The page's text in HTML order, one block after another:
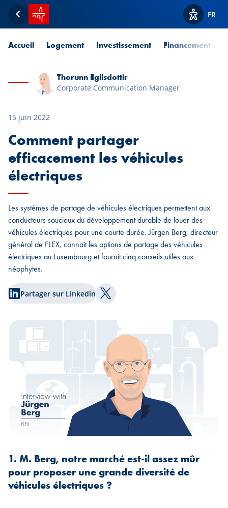
Retour
Accueil SPUERKEESS
Afficher
FR
Accueil Logement Investissement Financement
Thorunn Egilsdottir
Corporate Communication Manager
15 juin 2022
Comment partager
efficacement les véhicules
électriques
Les systèmes de partage de véhicules électriques permettent aux
conducteurs soucieux du développement durable de louer des
véhicules électriques pour une courte durée. Jürgen Berg, directeur
général de FLEX, connaît les options de partage des véhicules
électriques au Luxembourg et fournit cinq conseils utiles aux
néophytes.
Partager sur Linkedin Partager sur Twitter
1. M. Berg, notre marché est-il assez mûr
pour proposer une grande diversité de
véhicules électriques ?